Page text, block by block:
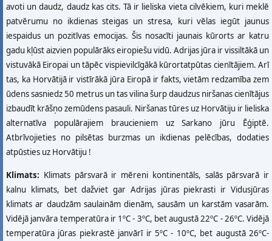
avoti un daudz, daudz kas cits. Tā ir lieliska vieta cilvēkiem, kuri meklē
patvērumu no ikdienas steigas un stresa, kuri vēlas iegūt jaunus
iespaidus un pozitīvas emocijas. Šis nosacīti jaunais kūrorts ar katru
gadu kļūst aizvien populārāks eiropiešu vidū. Adrijas jūra ir vissiltākā un
vistuvākā Eiropai un tāpēc vispievilcīgākā kūrortatpūtas cienītājiem. Arī
tas, ka Horvātijā ir vistīrākā jūra Eiropā ir fakts, vietām redzamība zem
ūdens sasniedz 50 metrus un tas vilina šurp daudzus niršanas cienītājus
izbaudīt krāšņo zemūdens pasauli. Niršanas tūres uz Horvātiju ir lieliska
alternatīva populārajiem braucieniem uz Sarkano jūru Ēģiptē.
Atbrīvojieties no pilsētas burzmas un ikdienas pelēcības, dodaties
atpūsties uz Horvātiju !
Klimats: Klimats pārsvarā ir mēreni kontinentāls, salās pārsvarā ir
kalnu klimats, bet dažviet gar Adrijas jūras piekrasti ir Vidusjūras
klimats ar daudzām saulainām dienām, sausām un karstām vasarām.
Vidējā janvāra temperatūra ir 1ºC - 3ºC, bet augustā 22ºC - 26ºC. Vidējā
temperatūra jūras piekrastē janvārī ir 5ºC - 10ºC, bet augustā 26ºC-